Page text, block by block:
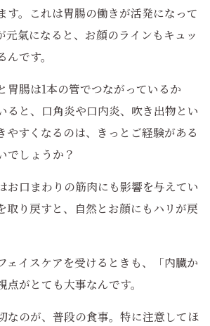
す。これは胃腸の働きが活発になって
元氣になると、お顔のラインもキュッ
です。
胃腸は1本の管でつながっているか
ると、口角炎や口内炎、吹き出物とい
やすくなるのは、きっとご経験がある
でしょうか？
お口まわりの筋肉にも影響を与えてい
取り戻すと、自然とお顔にもハリが戻
ェイスケアを受けるときも、「内臓か
点がとても大事なんです。
なのが、普段の食事。特に注意してほ